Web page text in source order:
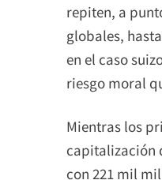
repiten, a
globales,
en el caso
riesgo moral
Mientras los
capitalización
con 221 mil